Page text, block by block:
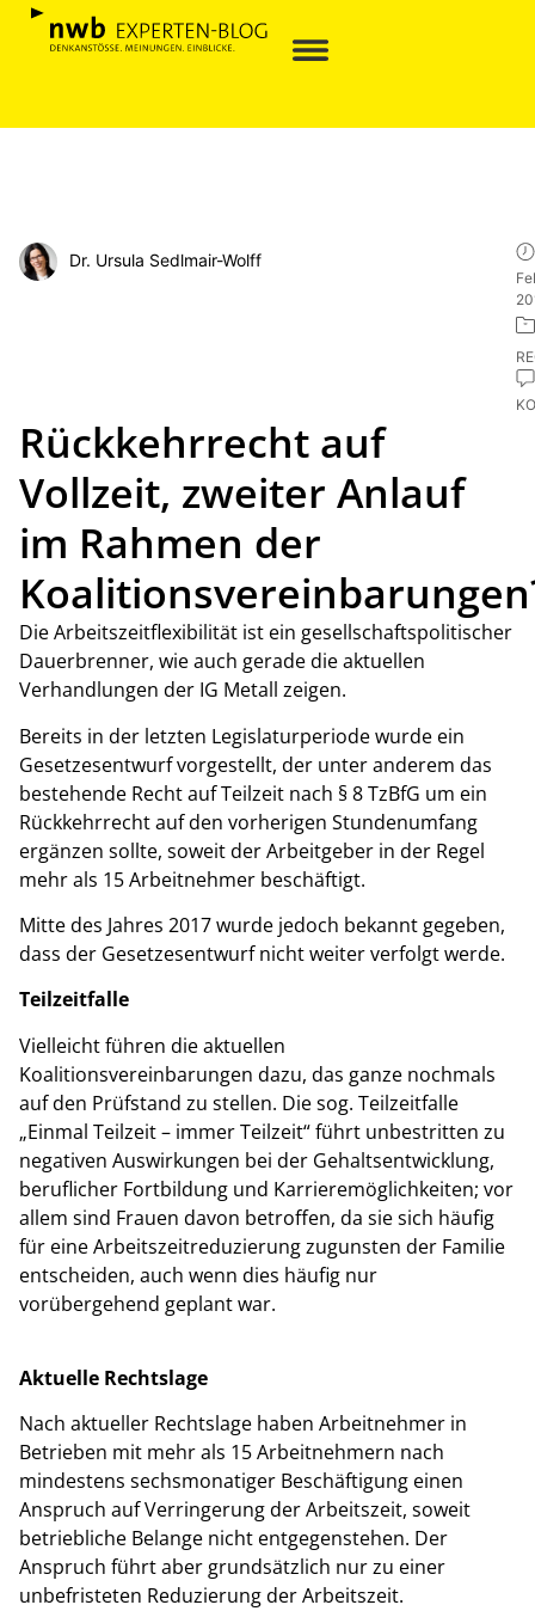
Dr. Ursula Sedlmair-Wolff
Rückkehrrecht auf
Vollzeit, zweiter Anlauf
im Rahmen der
Die Arbeitszeitflexibilität ist ein gesellschaftspolitischer
Dauerbrenner, wie auch gerade die aktuellen
Verhandlungen der IG Metall zeigen.
Bereits in der letzten Legislaturperiode wurde ein
Gesetzesentwurf vorgestellt, der unter anderem das
bestehende Recht auf Teilzeit nach § 8 TzBfG um ein
Rückkehrrecht auf den vorherigen Stundenumfang
ergänzen sollte, soweit der Arbeitgeber in der Regel
mehr als 15 Arbeitnehmer beschäftigt.
Mitte des Jahres 2017 wurde jedoch bekannt gegeben,
dass der Gesetzesentwurf nicht weiter verfolgt werde.
Teilzeitfalle
Vielleicht führen die aktuellen
Koalitionsvereinbarungen dazu, das ganze nochmals
auf den Prüfstand zu stellen. Die sog. Teilzeitfalle
„Einmal Teilzeit – immer Teilzeit“ führt unbestritten zu
negativen Auswirkungen bei der Gehaltsentwicklung,
beruflicher Fortbildung und Karrieremöglichkeiten; vor
allem sind Frauen davon betroffen, da sie sich häufig
für eine Arbeitszeitreduzierung zugunsten der Familie
entscheiden, auch wenn dies häufig nur
vorübergehend geplant war.
Aktuelle Rechtslage
Nach aktueller Rechtslage haben Arbeitnehmer in
Betrieben mit mehr als 15 Arbeitnehmern nach
mindestens sechsmonatiger Beschäftigung einen
Anspruch auf Verringerung der Arbeitszeit, soweit
betriebliche Belange nicht entgegenstehen. Der
Anspruch führt aber grundsätzlich nur zu einer
unbefristeten Reduzierung der Arbeitszeit.